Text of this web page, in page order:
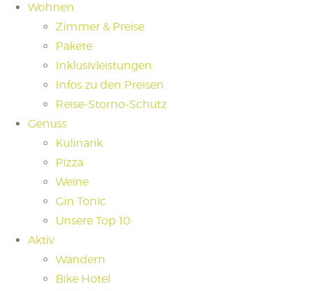
Wohnen
Zimmer & Preise
Pakete
Inklusivleistungen
Infos zu den Preisen
Reise-Storno-Schutz
Genuss
Kulinarik
Pizza
Weine
Gin Tonic
Unsere Top 10
Aktiv
Wandern
Bike Hotel